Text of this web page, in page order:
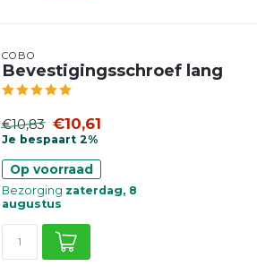
COBO
Bevestigingsschroef lang
€10,83 €10,61
Je bespaart 2%
Op voorraad
Bezorging zaterdag, 8
augustus